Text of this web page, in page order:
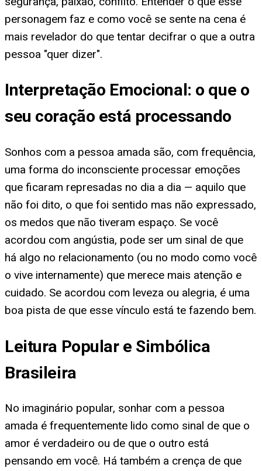
personagem faz e como você se sente na cena é
mais revelador do que tentar decifrar o que a outra
pessoa "quer dizer".
Interpretação Emocional: o que o
seu coração está processando
Sonhos com a pessoa amada são, com frequência,
uma forma do inconsciente processar emoções
que ficaram represadas no dia a dia — aquilo que
não foi dito, o que foi sentido mas não expressado,
os medos que não tiveram espaço. Se você
acordou com angústia, pode ser um sinal de que
há algo no relacionamento (ou no modo como você
o vive internamente) que merece mais atenção e
cuidado. Se acordou com leveza ou alegria, é uma
boa pista de que esse vínculo está te fazendo bem.
Leitura Popular e Simbólica
Brasileira
No imaginário popular, sonhar com a pessoa
amada é frequentemente lido como sinal de que o
amor é verdadeiro ou de que o outro está
pensando em você. Há também a crença de que